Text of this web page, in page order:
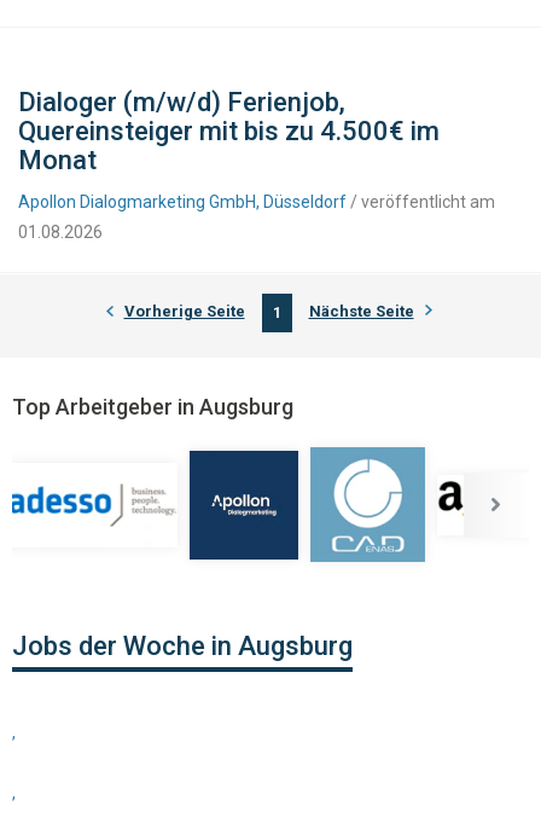
Dialoger (m/w/d) Ferienjob,
Quereinsteiger mit bis zu 4.500€ im
Monat
Apollon Dialogmarketing GmbH, Düsseldorf / veröffentlicht am
01.08.2026
Vorherige Seite 1 Nächste Seite
Top Arbeitgeber in Augsburg
Jobs der Woche in Augsburg
,
,